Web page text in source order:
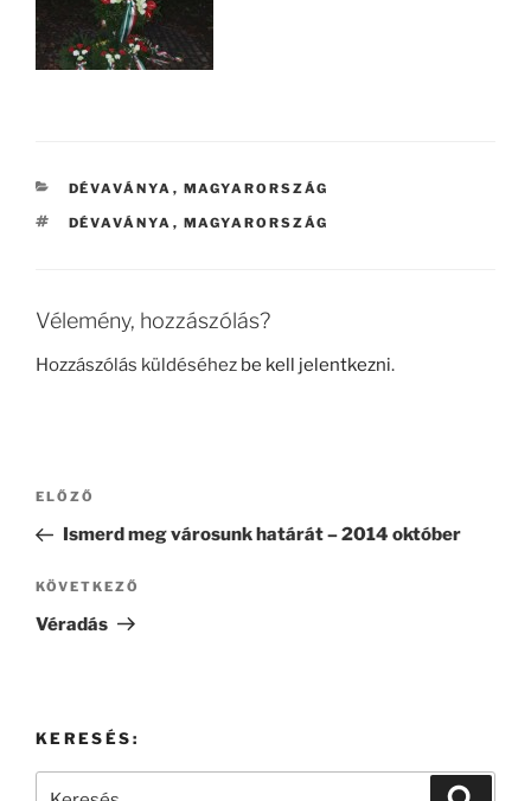
KATEGÓRIÁK
DÉVAVÁNYA , MAGYARORSZÁG
CÍMKÉK
DÉVAVÁNYA , MAGYARORSZÁG
Vélemény, hozzászólás?
Hozzászólás küldéséhez be kell jelentkezni.
Bejegyzés
Korábbi
bejegyzés
ELŐZŐ
Ismerd meg városunk határát – 2014 október
Következő
bejegyzés
KÖVETKEZŐ
Véradás
KERESÉS: